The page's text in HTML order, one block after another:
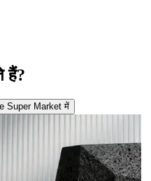
हैं?
Super Market में